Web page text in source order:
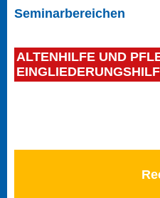
Seminarbereichen
ALTENHILFE UND